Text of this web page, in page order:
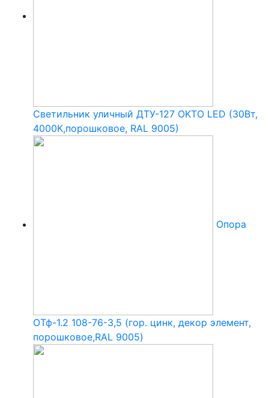
Светильник уличный ДТУ-127 OKTO LED (30Вт,
4000К,порошковое, RAL 9005)
Опора
ОТф-1.2 108-76-3,5 (гор. цинк, декор элемент,
порошковое,RAL 9005)